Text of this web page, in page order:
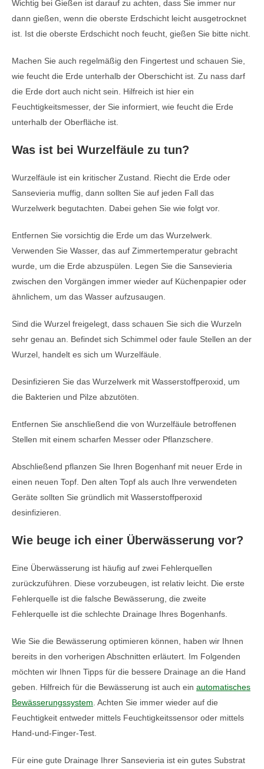
Wichtig bei Gießen ist darauf zu achten, dass Sie immer nur
dann gießen, wenn die oberste Erdschicht leicht ausgetrocknet
ist. Ist die oberste Erdschicht noch feucht, gießen Sie bitte nicht.
Machen Sie auch regelmäßig den Fingertest und schauen Sie,
wie feucht die Erde unterhalb der Oberschicht ist. Zu nass darf
die Erde dort auch nicht sein. Hilfreich ist hier ein
Feuchtigkeitsmesser, der Sie informiert, wie feucht die Erde
unterhalb der Oberfläche ist.
Was ist bei Wurzelfäule zu tun?
Wurzelfäule ist ein kritischer Zustand. Riecht die Erde oder
Sansevieria muffig, dann sollten Sie auf jeden Fall das
Wurzelwerk begutachten. Dabei gehen Sie wie folgt vor.
Entfernen Sie vorsichtig die Erde um das Wurzelwerk.
Verwenden Sie Wasser, das auf Zimmertemperatur gebracht
wurde, um die Erde abzuspülen. Legen Sie die Sansevieria
zwischen den Vorgängen immer wieder auf Küchenpapier oder
ähnlichem, um das Wasser aufzusaugen.
Sind die Wurzel freigelegt, dass schauen Sie sich die Wurzeln
sehr genau an. Befindet sich Schimmel oder faule Stellen an der
Wurzel, handelt es sich um Wurzelfäule.
Desinfizieren Sie das Wurzelwerk mit Wasserstoffperoxid, um
die Bakterien und Pilze abzutöten.
Entfernen Sie anschließend die von Wurzelfäule betroffenen
Stellen mit einem scharfen Messer oder Pflanzschere.
Abschließend pflanzen Sie Ihren Bogenhanf mit neuer Erde in
einen neuen Topf. Den alten Topf als auch Ihre verwendeten
Geräte sollten Sie gründlich mit Wasserstoffperoxid
desinfizieren.
Wie beuge ich einer Überwässerung vor?
Eine Überwässerung ist häufig auf zwei Fehlerquellen
zurückzuführen. Diese vorzubeugen, ist relativ leicht. Die erste
Fehlerquelle ist die falsche Bewässerung, die zweite
Fehlerquelle ist die schlechte Drainage Ihres Bogenhanfs.
Wie Sie die Bewässerung optimieren können, haben wir Ihnen
bereits in den vorherigen Abschnitten erläutert. Im Folgenden
möchten wir Ihnen Tipps für die bessere Drainage an die Hand
geben. Hilfreich für die Bewässerung ist auch ein automatisches
Bewässerungssystem . Achten Sie immer wieder auf die
Feuchtigkeit entweder mittels Feuchtigkeitssensor oder mittels
Hand-und-Finger-Test.
Für eine gute Drainage Ihrer Sansevieria ist ein gutes Substrat